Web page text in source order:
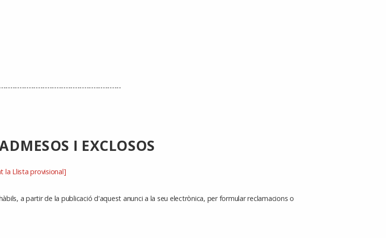
I EXCLOSOS
la Llista provisional]
a partir de la publicació d'aquest anunci a la seu electrònica, per formular reclamacions o